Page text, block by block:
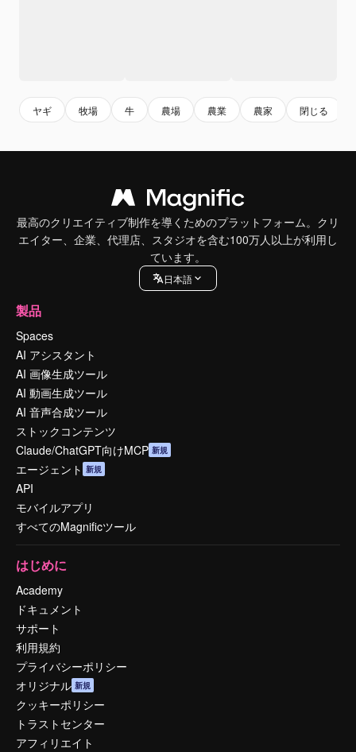
ヤギ 牧場 牛 農場 農業 農家 閉じる
最高のクリエイティブ制作を導くためのプラットフォーム。クリ
エイター、企業、代理店、スタジオを含む100万人以上が利用し
ています。
日本語
製品
Spaces
AI アシスタント
AI 画像生成ツール
AI 動画生成ツール
AI 音声合成ツール
ストックコンテンツ
Claude/ChatGPT向けMCP 新規
エージェント 新規
API
モバイルアプリ
すべてのMagnificツール
はじめに
Academy
ドキュメント
サポート
利用規約
プライバシーポリシー
オリジナル 新規
クッキーポリシー
トラストセンター
アフィリエイト